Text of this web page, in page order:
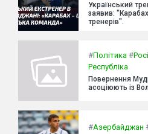
Український
заявив:
тренерів".
#Політика #
Республіка
Повернення
асоціюють із
#Азербайджан